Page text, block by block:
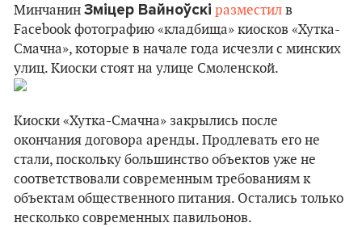
Минчанин Зміцер Вайноўскі разместил в
Facebook фотографию «кладбища» киосков «Хутка-
Смачна», которые в начале года исчезли с минских
улиц. Киоски стоят на улице Смоленской.
Киоски «Хутка-Смачна» закрылись после
окончания договора аренды. Продлевать его не
стали, поскольку большинство объектов уже не
соответствовали современным требованиям к
объектам общественного питания. Остались только
несколько современных павильонов.